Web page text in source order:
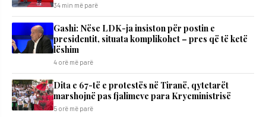
34 min më parë
Gashi: Nëse LDK-ja insiston për postin e
presidentit, situata komplikohet – pres që të ketë
lëshim
4 orë më parë
Dita e 67-të e protestës në Tiranë, qytetarët
marshojnë pas fjalimeve para Kryeministrisë
5 orë më parë